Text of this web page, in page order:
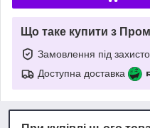
Що таке купити з
Замовлення під
Доступна доставка